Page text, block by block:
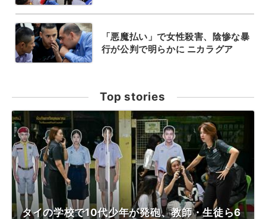
「悪魔払い」で女性殺害、陰惨な暴
行が公判で明らかに ニカラグア
Top stories
タイの学校で10代少年が発砲、教師・生徒ら6